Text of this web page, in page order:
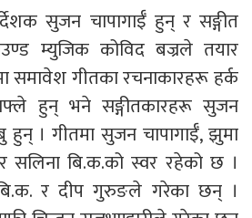
सुजन चापागाईँ हुन् र सङ्गीत
म्युजिक कोविद बज्रले तयार
समावेश गीतका रचनाकारहरू हर्क
हुन् भने सङ्गीतकारहरू सुजन
हुन् । गीतमा सुजन चापागाईँ, झुमा
सलिना बि.क.को स्वर रहेको छ ।
बि.क. र दीप गुरुङले गरेका छन् ।